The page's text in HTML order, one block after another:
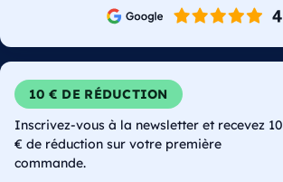
10 € DE RÉDUCTION
Inscrivez-vous à la newsletter et recevez 10
€ de réduction sur votre première
commande.
E-mail